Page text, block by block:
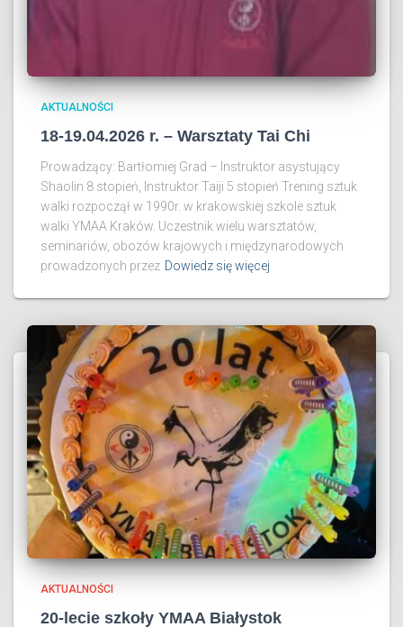
AKTUALNOŚCI
18-19.04.2026 r. – Warsztaty Tai Chi
Prowadzący: Bartłomiej Grad – Instruktor asystujący
Shaolin 8 stopień, Instruktor Taiji 5 stopień Trening sztuk
walki rozpoczął w 1990r. w krakowskiej szkole sztuk
walki YMAA Kraków. Uczestnik wielu warsztatów,
seminariów, obozów krajowych i międzynarodowych
prowadzonych przez Dowiedz się więcej
AKTUALNOŚCI
20-lecie szkoły YMAA Białystok